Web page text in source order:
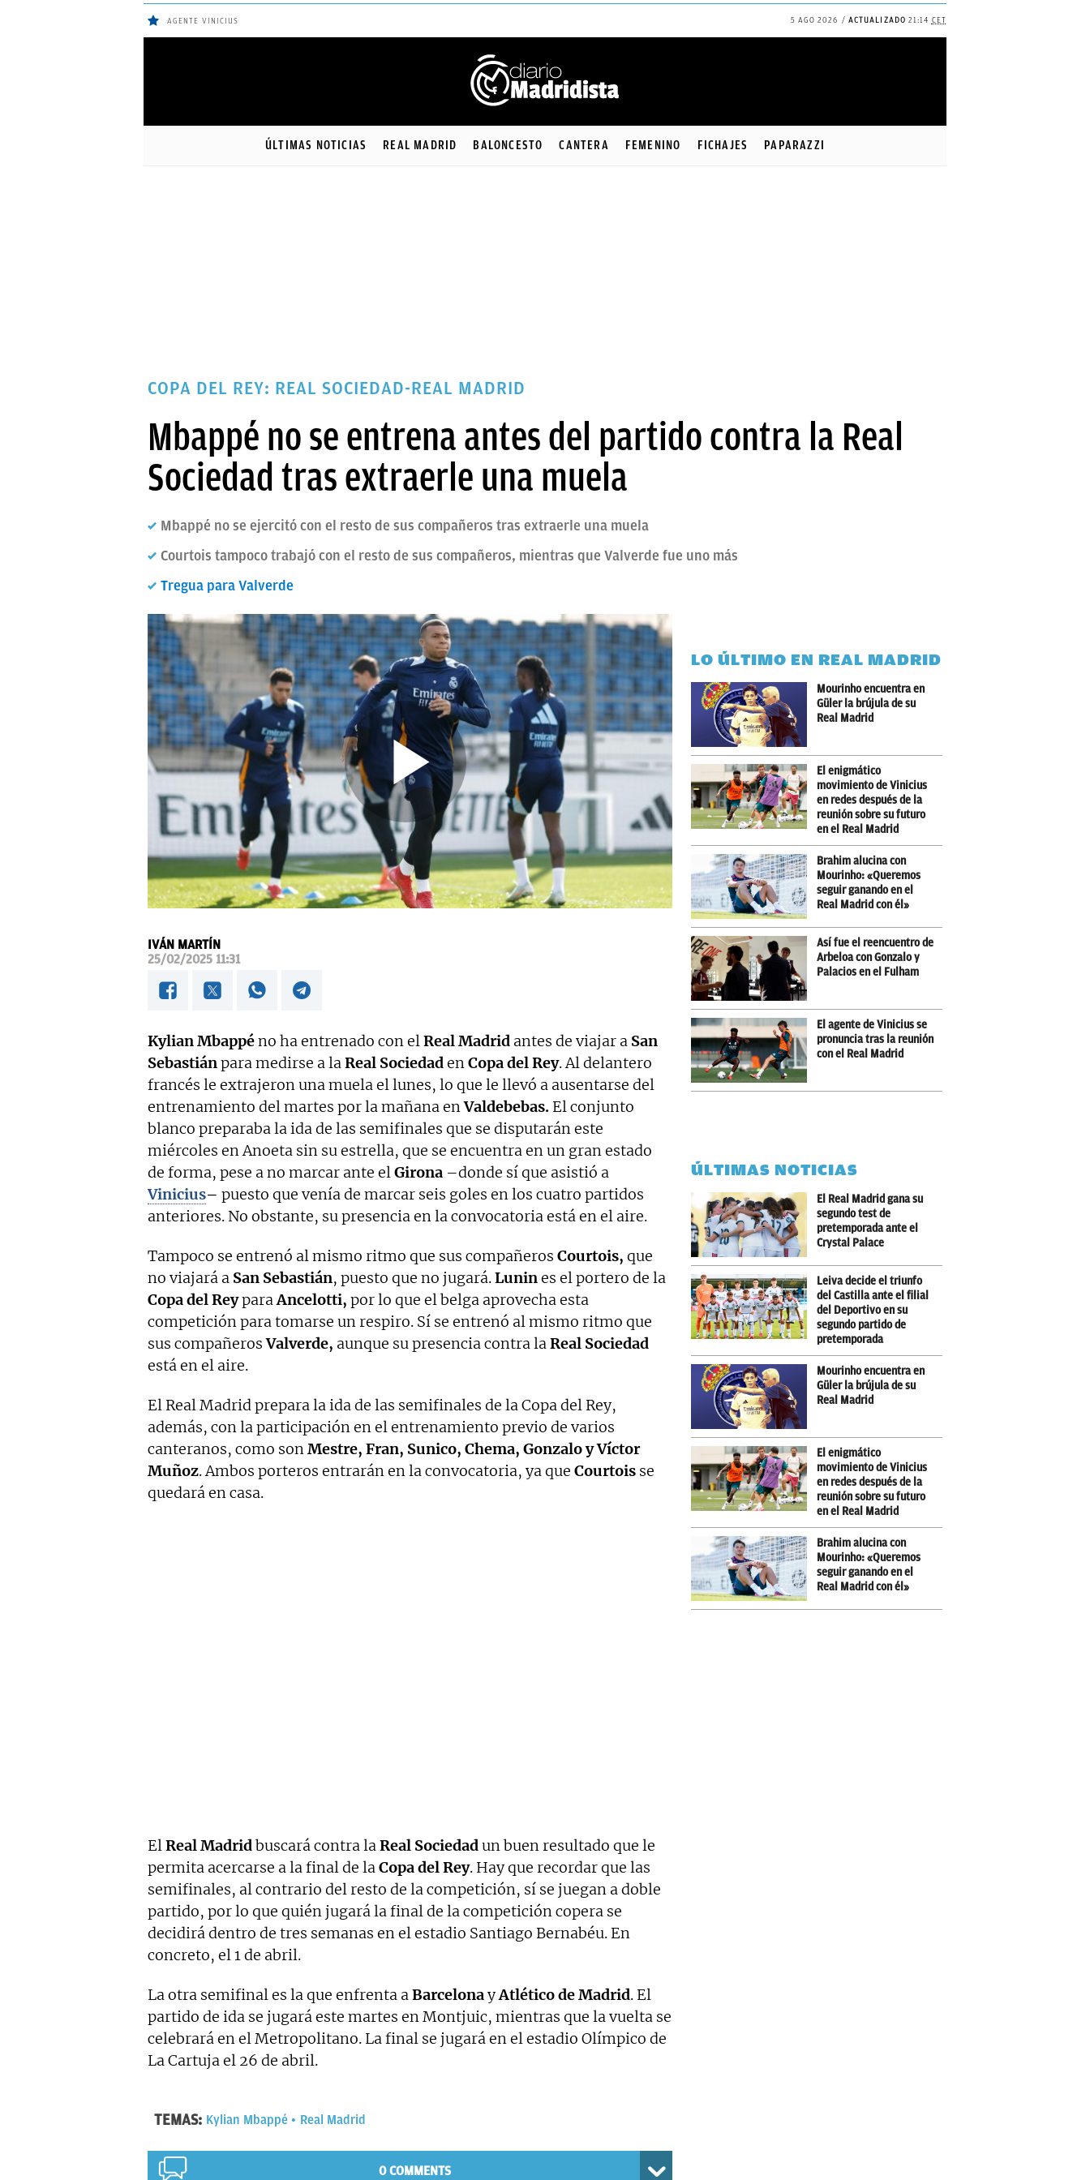
AGENTE VINICIUS 5 AGO 2026 ACTUALIZADO 21:14 CET
ÚLTIMAS NOTICIAS REAL MADRID BALONCESTO CANTERA FEMENINO FICHAJES PAPARAZZI
COPA DEL REY: REAL SOCIEDAD-REAL MADRID
Mbappé no se entrena antes del partido contra la Real
Sociedad tras extraerle una muela
Mbappé no se ejercitó con el resto de sus compañeros tras extraerle una muela
Courtois tampoco trabajó con el resto de sus compañeros, mientras que Valverde fue uno más
Tregua para Valverde
IVÁN MARTÍN
25/02/2025 11:31
Kylian Mbappéno ha entrenado con elReal Madrid antes de viajar a San
Sebastiánpara medirse a laReal SociedadenCopa del Rey. Al delantero
francés le extrajeron una muela el lunes, lo que le llevó a ausentarse del
entrenamiento del martes por la mañana enValdebebas. El conjunto
blanco preparaba la ida de las semifinales que se disputarán este
miércoles en Anoeta sin su estrella, que se encuentra en un gran estado
de forma, pese a no marcar ante elGirona –donde sí que asistió a
Vinicius– puesto que venía de marcar seis goles en los cuatro partidos
anteriores. No obstante, su presencia en la convocatoria está en el aire.
Tampoco se entrenó al mismo ritmo que sus compañeros Courtois, que
no viajará a San Sebastián, puesto que no jugará.Lunines el portero de la
Copa del ReyparaAncelotti, por lo que el belga aprovecha esta
competición para tomarse un respiro. Sí se entrenó al mismo ritmo que
sus compañerosValverde, aunque su presencia contra laReal Sociedad
está en el aire.
El Real Madrid prepara la ida de las semifinales de la Copa del Rey,
además, con la participación en el entrenamiento previo de varios
canteranos, como sonMestre, Fran, Sunico, Chema, Gonzalo y Víctor
Muñoz. Ambos porteros entrarán en la convocatoria, ya que Courtois se
quedará en casa.
ElReal Madridbuscará contra laReal Sociedadun buen resultado que le
permita acercarse a la final de laCopa del Rey. Hay que recordar que las
semifinales, al contrario del resto de la competición, sí se juegan a doble
partido, por lo que quién jugará la final de la competición copera se
decidirá dentro de tres semanas en el estadio Santiago Bernabéu. En
concreto, el 1 de abril.
La otra semifinal es la que enfrenta aBarcelonayAtlético de Madrid. El
partido de ida se jugará este martes en Montjuic, mientras que la vuelta se
celebrará en el Metropolitano. La final se jugará en el estadio Olímpico de
La Cartuja el 26 de abril.
TEMAS: Kylian Mbappé Real Madrid
0 COMMENTS
LO ÚLTIMO EN REAL MADRID
Mourinho encuentra en
Güler la brújula de su
Real Madrid
El enigmático
movimiento de Vinicius
en redes después de la
reunión sobre su futuro
en el Real Madrid
Brahim alucina con
Mourinho: «Queremos
seguir ganando en el
Real Madrid con él»
Así fue el reencuentro de
Arbeloa con Gonzalo y
Palacios en el Fulham
El agente de Vinicius se
pronuncia tras la reunión
con el Real Madrid
ÚLTIMAS NOTICIAS
El Real Madrid gana su
segundo test de
pretemporada ante el
Crystal Palace
Leiva decide el triunfo
del Castilla ante el filial
del Deportivo en su
segundo partido de
pretemporada
Mourinho encuentra en
Güler la brújula de su
Real Madrid
El enigmático
movimiento de Vinicius
en redes después de la
reunión sobre su futuro
en el Real Madrid
Brahim alucina con
Mourinho: «Queremos
seguir ganando en el
Real Madrid con él»